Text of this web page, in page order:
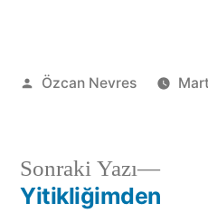
Gönderen:
Özcan Nevres
Sonraki Yazı
yazı:
Yitikliğimden